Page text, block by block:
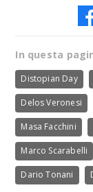
In questa
Distopian Day
Delos Veronesi
Masa Facchini
Marco Scarabelli
Dario Tonani